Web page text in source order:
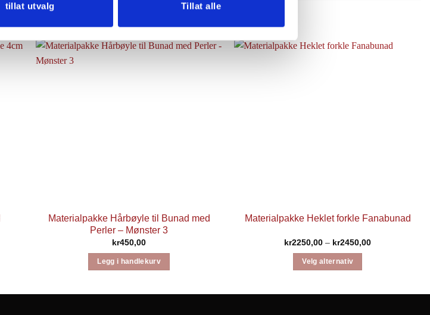
tillat utvalg Tillat alle
Materialpakke Hårbøyle til Bunad med
Perler – Mønster 3
kr450,00
Legg i handlekurv
Materialpakke Heklet forkle Fanabunad
kr2250,00 – kr2450,00Prisområde:
Velg alternativ